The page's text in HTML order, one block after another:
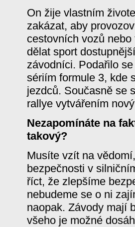
On žije vlastním
zakázat, aby
cestovních vozů
dělat sport
závodníci. Podařilo
sériím formule 3, kde
jezdců. Současně se
rallye vytvářením
Nezapomínáte na
takový?
Musíte vzít na
bezpečnosti v
říct, že zlepšíme
nebudeme se o ni
naopak. Závody mají
všeho je možné